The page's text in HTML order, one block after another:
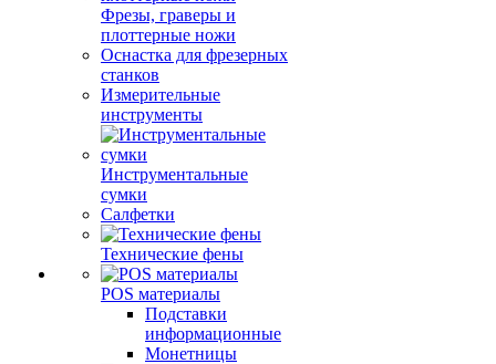
Фрезы, граверы и
плоттерные ножи
Оснастка для фрезерных
станков
Измерительные
инструменты
Инструментальные
сумки
Салфетки
Технические фены
POS материалы
Подставки
информационные
Монетницы